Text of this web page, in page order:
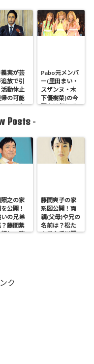
実が芸
放で引
動休止
帰の可能
つにな
Pabo元メンバ
ー(里田まい・
スザンヌ・木
下優樹菜)の今
現在は何して
Posts -
照之の家
公開！
の兄弟
？藤間紫
との確
藤間爽子の家
系図公開！両
親(父母)や兄の
名前は？松た
か子や香川照
ク